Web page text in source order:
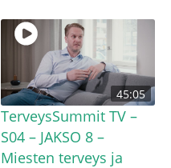
45:05
TerveysSummit TV –
S04 – JAKSO 8 –
Miesten terveys ja